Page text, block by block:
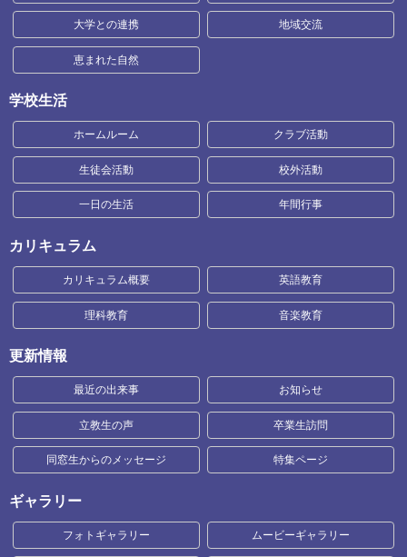
大学との連携 地域交流
恵まれた自然
学校生活
ホームルーム クラブ活動
生徒会活動 校外活動
一日の生活 年間行事
カリキュラム
カリキュラム概要 英語教育
理科教育 音楽教育
更新情報
最近の出来事 お知らせ
立教生の声 卒業生訪問
同窓生からのメッセージ 特集ページ
ギャラリー
フォトギャラリー ムービーギャラリー